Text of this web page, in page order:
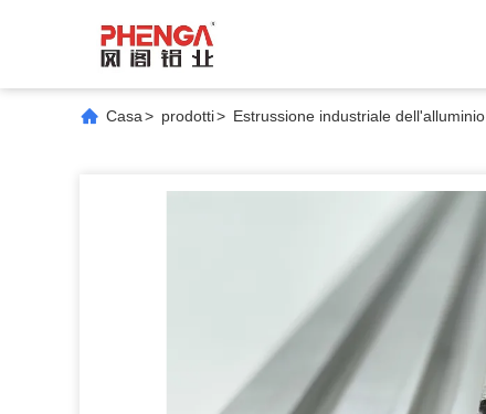
Casa> prodotti> Estrussione industriale dell'alluminio